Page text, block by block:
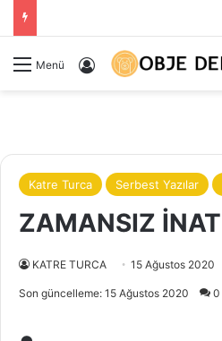
Menü Kayıt Ol
Katre Turca Serbest Yazılar
ZAMANSIZ
KATRE TURCA 15 Ağustos 2020
Son güncelleme: 15 Ağustos 2020 0